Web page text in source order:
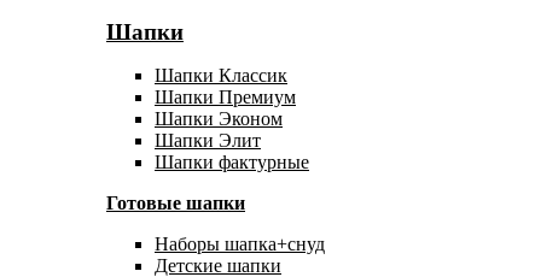
Шапки
Шапки Классик
Шапки Премиум
Шапки Эконом
Шапки Элит
Шапки фактурные
Готовые шапки
Наборы шапка+снуд
Детские шапки